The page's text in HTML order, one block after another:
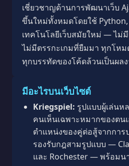
เชี่ยวชาญด้านการพัฒนาเว็บ
ขึ้นใหม่ทั้งหมดโดยใช้ Python,
เทคโนโลยีเว็บสมัยใหม่ — ไม่มี
ไม่มีตรรกะเกมที่ยืมมา ทุกโหม
ทุกบรรทัดของโค้ดล้วนเป็นผล
มีอะไรบนเว็บไซต์
Kriegspiel: รูปแบบผู้เล่นห
คนเห็นเฉพาะหมากของตน
ตำแหน่งของคู่ต่อสู้จากการ
รองรับกฎสามรูปแบบ —
และ Rochester — พร้อมน